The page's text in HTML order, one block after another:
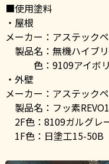
■使用塗料
・屋根
メーカー：アステック
製品名：無機ハイブ
色：9109アイボリ
・外壁
メーカー：アステック
製品名：フッ素
2F色：8109ガルグレ
1F色：日塗工15-50B